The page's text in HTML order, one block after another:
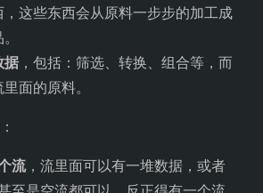
这些东西会从原料一步步的加工成
据 ，包括：筛选、转换、组合等，而
面的原料。
流，流里面可以有一堆数据，或者